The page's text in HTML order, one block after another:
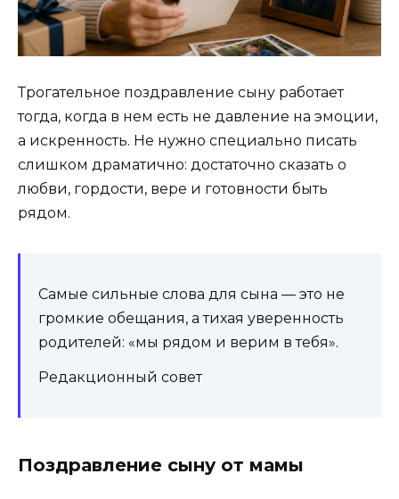
Трогательное поздравление сыну работает
тогда, когда в нем есть не давление на эмоции,
а искренность. Не нужно специально писать
слишком драматично: достаточно сказать о
любви, гордости, вере и готовности быть
рядом.
Самые сильные слова для сына — это не
громкие обещания, а тихая уверенность
родителей: «мы рядом и верим в тебя».
Редакционный совет
Поздравление сыну от мамы